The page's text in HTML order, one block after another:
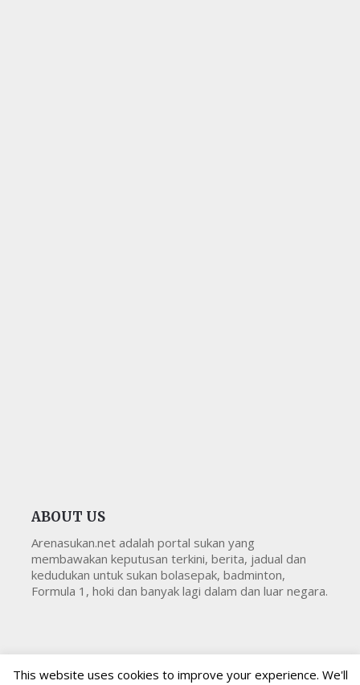
ABOUT US
Arenasukan.net adalah portal sukan yang
membawakan keputusan terkini, berita, jadual dan
kedudukan untuk sukan bolasepak, badminton,
Formula 1, hoki dan banyak lagi dalam dan luar negara.
This website uses cookies to improve your experience. We'll